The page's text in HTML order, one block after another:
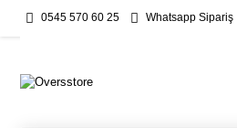
0545 570 60 25 Whatsapp Sipariş